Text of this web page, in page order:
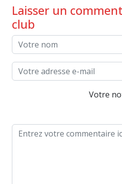
Laisser un
club
Votre